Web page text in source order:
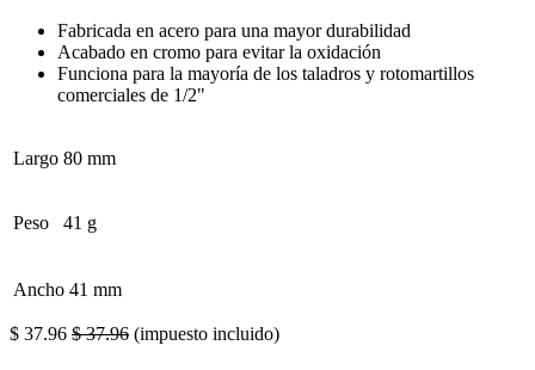
Fabricada en acero para una mayor durabilidad
Acabado en cromo para evitar la oxidación
Funciona para la mayoría de los taladros y rotomartillos
comerciales de 1/2"
Largo 80 mm
Peso 41 g
Ancho 41 mm
$ 37.96 $37.96 (impuesto incluido)